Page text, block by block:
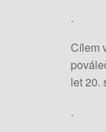
.
Cílem
let 20.
.